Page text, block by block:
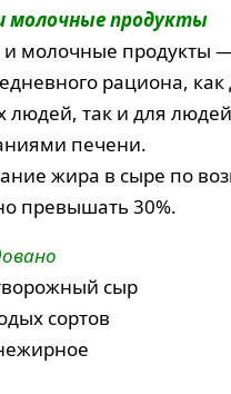
молочные продукты
и молочные продукты
рациона, как
людей, так и для
печени.
жира в сыре по
превышать 30%.
сыр
сортов